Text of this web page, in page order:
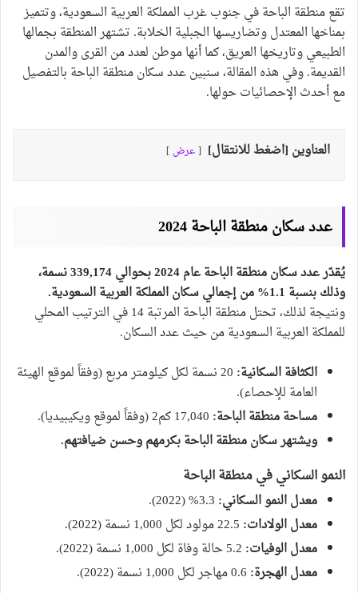
تقع منطقة الباحة في جنوب غرب المملكة العربية السعودية، وتتميز
بمناخها المعتدل وتضاريسها الجبلية الخلابة. تشتهر المنطقة بجمالها
الطبيعي وتاريخها العريق، كما أنها موطن لعدد من القرى والمدن
القديمة. وفي هذه المقالة، سنبين عدد سكان منطقة الباحة بالتفصيل
مع أحدث الإحصائيات حولها.
العناوين [اضغط للانتقال] عرض
عدد سكان منطقة الباحة 2024
يُقدّر عدد سكان منطقة الباحة عام 2024 بحوالي 339,174 نسمة،
وذلك بنسبة 1.1% من إجمالي سكان المملكة العربية السعودية.
ونتيجة لذلك، تحتل منطقة الباحة المرتبة 14 في الترتيب المحلي
للمملكة العربية السعودية من حيث عدد السكان.
الكثافة السكانية:
20 نسمة لكل كيلومتر مربع (وفقاً لموقع الهيئة
العامة للإحصاء).
مساحة منطقة الباحة:
ويشتهر سكان منطقة الباحة بكرمهم وحسن ضيافتهم.
النمو السكاني في منطقة الباحة
معدل النمو السكاني:
معدل الولادات:
معدل الوفيات:
معدل الهجرة: